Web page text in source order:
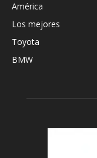
América
Los mejores
Toyota
BMW